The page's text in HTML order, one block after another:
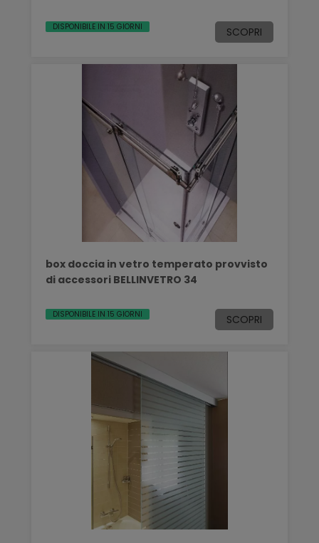
DISPONIBILE IN 15 GIORNI SCOPRI
box doccia in vetro temperato provvisto
di accessori BELLINVETRO 34
DISPONIBILE IN 15 GIORNI SCOPRI